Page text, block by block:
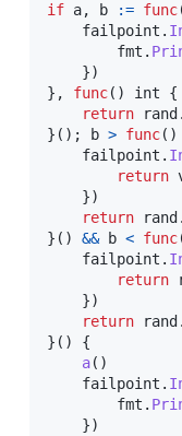
if a, b := func
    failpoint
.
        fmt
.
})
} , func( ) int
{
return rand .
} ( ) ; b > func( )
    failpoint
.
return
})
return rand .
} ( ) && b < func
    failpoint
.
return
})
return rand .
} ( )
{
a( )
    failpoint
.
        fmt
.
})